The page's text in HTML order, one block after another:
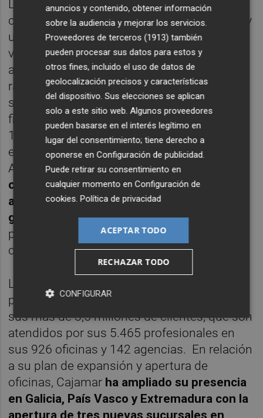
La banca cooperativa Cajamar mantiene un
confortable nivel de financiación mayorista y
una cómoda posición de liquidez con un
volumen de activos líquidos disponibles de
alta calidad de 8.718 millones de euros, una
ratio de cobertura de liquidez (LCR) que se
sitúa en el 210,65 % y una ratio de
financiación estable neta (NSFR) en el
127,18 %, cumpliendo así los límites
exigidos por la Autoridad Bancaria Europea.
Además,cuenta con vencimientos
cubiertos durante los próximos años, libre
acceso a los mercados y alta capacidad de
generación de activos líquidos, con
posibilidad de emisión de 3.045 millones de
cédulas hipotecarias.
La actividad comercial del Grupo Cajamar
proporciona servicios y productos de valor a
sus más de 3,5 millones de clientes, que son
atendidos por sus 5.465 profesionales en
sus 926 oficinas y 142 agencias. En relación
a su plan de expansión y apertura de
oficinas, Cajamar ha ampliado su presencia
en Galicia, País Vasco y Extremadura con la
apertura de tres nuevas sucursales en
anuncios y contenido, obtener información
sobre la audiencia y mejorar los servicios.
Proveedores de terceros (1913) también
pueden procesar sus datos para estos y
otros fines, incluido el uso de datos de
geolocalización precisos y características
del dispositivo. Sus elecciones se aplican
solo a este sitio web. Algunos proveedores
pueden basarse en el interés legítimo en
lugar del consentimiento; tiene derecho a
oponerse enConfiguración de publicidad.
Puede retirar su consentimiento en
cualquier momento enConfiguración de
cookies.Política de privacidad
ACEPTAR TODO
RECHAZAR TODO
CONFIGURAR